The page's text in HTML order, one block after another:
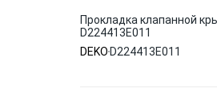
Прокладка клапанной
D224413E011
DEKO D224413E011